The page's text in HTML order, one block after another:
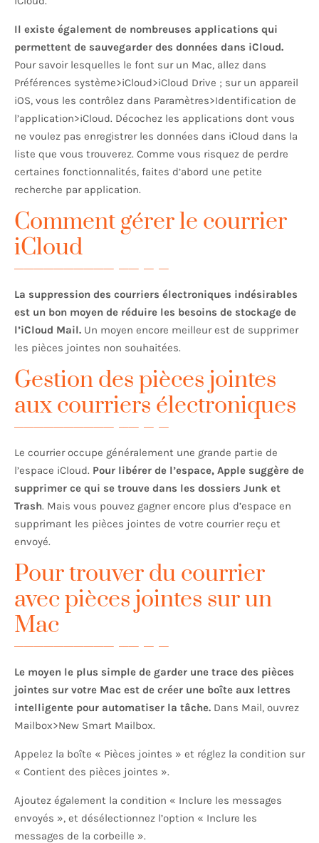
Il existe également de nombreuses applications qui
permettent de sauvegarder des données dans iCloud.
Pour savoir lesquelles le font sur un Mac, allez dans
Préférences système>iCloud>iCloud Drive ; sur un appareil
iOS, vous les contrôlez dans Paramètres>Identification de
l’application>iCloud. Décochez les applications dont vous
ne voulez pas enregistrer les données dans iCloud dans la
liste que vous trouverez. Comme vous risquez de perdre
certaines fonctionnalités, faites d’abord une petite
recherche par application.
Comment gérer le courrier
iCloud
La suppression des courriers électroniques indésirables
est un bon moyen de réduire les besoins de stockage de
l’iCloud Mail. Un moyen encore meilleur est de supprimer
les pièces jointes non souhaitées.
Gestion des pièces jointes
aux courriers électroniques
Le courrier occupe généralement une grande partie de
l’espace iCloud. Pour libérer de l’espace, Apple suggère de
supprimer ce qui se trouve dans les dossiers Junk et
Trash. Mais vous pouvez gagner encore plus d’espace en
supprimant les pièces jointes de votre courrier reçu et
envoyé.
Pour trouver du courrier
avec pièces jointes sur un
Mac
Le moyen le plus simple de garder une trace des pièces
jointes sur votre Mac est de créer une boîte aux lettres
intelligente pour automatiser la tâche. Dans Mail, ouvrez
Mailbox>New Smart Mailbox.
Appelez la boîte « Pièces jointes » et réglez la condition sur
« Contient des pièces jointes ».
Ajoutez également la condition « Inclure les messages
envoyés », et désélectionnez l’option « Inclure les
messages de la corbeille ».